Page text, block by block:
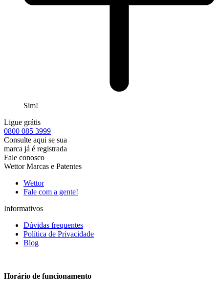
Sim!
Ligue grátis
0800 085 3999
Consulte aqui se sua
marca já é registrada
Fale conosco
Wettor Marcas e Patentes
Wettor
Fale com a gente!
Informativos
Dúvidas frequentes
Política de Privacidade
Blog
Horário de funcionamento